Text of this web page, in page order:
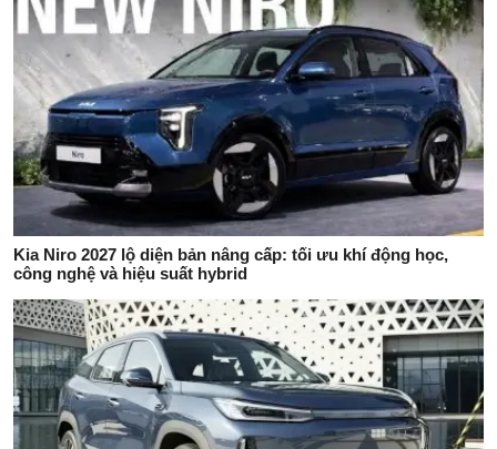
Kia Niro 2027 lộ diện bản nâng cấp: tối ưu khí động học,
công nghệ và hiệu suất hybrid